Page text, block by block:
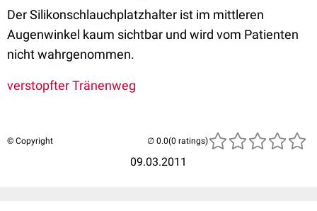
Der Silikonschlauchplatzhalter ist im mittleren
Augenwinkel kaum sichtbar und wird vom Patienten
nicht wahrgenommen.
verstopfter Tränenweg
© Copyright
09.03.2011
(0 ratings)